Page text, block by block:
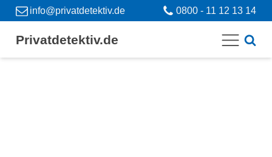
info@privatdetektiv.de 0800 - 11 12 13 14
Privatdetektiv.de